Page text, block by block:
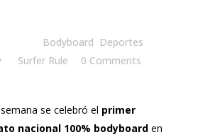
Bodyboard Deportes
Surfer Rule
0 Comments
se celebró el primer
nacional 100% bodyboard en